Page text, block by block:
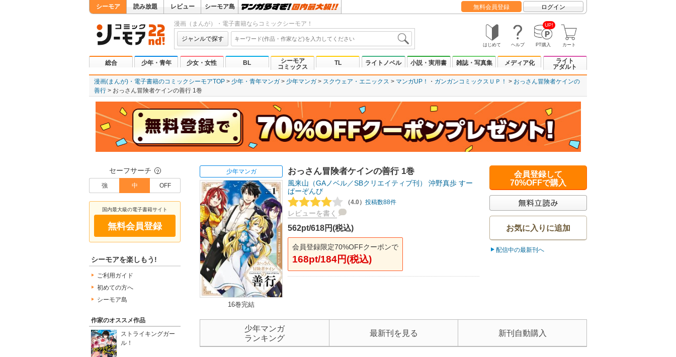
シーモア 読み放題 レビュー シーモア島 無料会員登録 ログイン
漫画（まんが）・電子書籍ならコミックシーモア！
ジャンルで探す
はじめて ヘルプ
UP!
PT購入 カート
総合 少年・青年 少女・女性 BL
シーモア
コミックス
TL ライトノベル 小説・実用書 雑誌・写真集 メディア化
ライト
アダルト
漫画(まんが)・電子書籍のコミックシーモアTOP 少年・青年マンガ 少年マンガ スクウェア・エニックス マンガUP！ ガンガンコミックスＵＰ！
おっさん冒険者ケインの
善行
おっさん冒険者ケインの善行 1巻
セーフサーチ ？
強 中 OFF
国内最大級の電子書籍サイト
無料会員登録
シーモアを楽しもう!
ご利用ガイド
初めての方へ
シーモア島
作家のオススメ作品
ストライキングガー
ル！
少年マンガ
16巻完結
おっさん冒険者ケインの善行 1巻
風来山（GAノベル／SBクリエイティブ刊） 沖野真歩 すー
ぱーぞんび
（4.0） 投稿数88件
レビューを書く
562pt/618円(税込)
会員登録限定70%OFFクーポンで
168pt/184円(税込)
会員登録して
70%OFFで購入
お気に入りに追加
配信中の最新刊へ
少年マンガ
ランキング
最新刊を見る 新刊自動購入